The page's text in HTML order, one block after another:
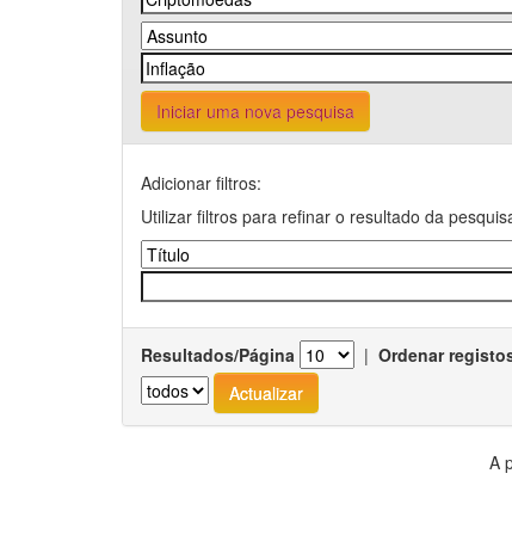
Iniciar uma nova pesquisa
Adicionar filtros:
Utilizar filtros para refinar o resultado da
Resultados/Página | Ordenar
A